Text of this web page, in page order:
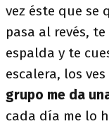
vez éste que se
pasa al revés,
espalda y te
escalera, los
grupo me da
cada día me lo